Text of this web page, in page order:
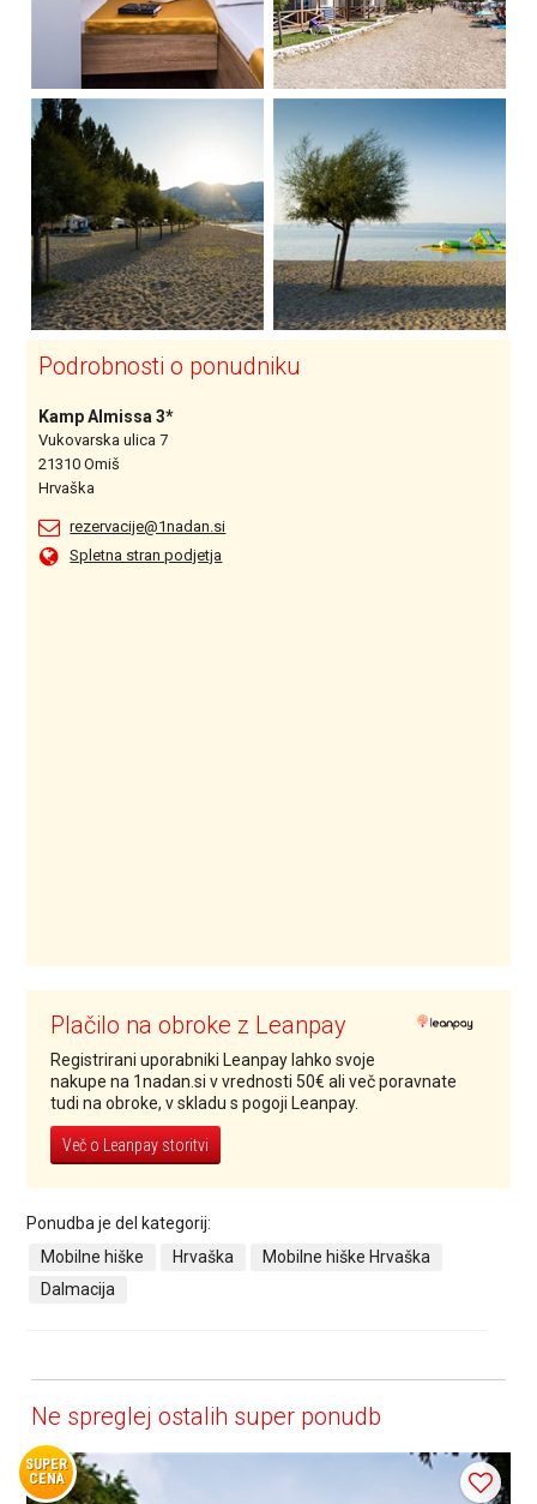
Podrobnosti o ponudniku
Kamp Almissa 3*
Vukovarska ulica 7
21310 Omiš
Hrvaška
rezervacije@1nadan.si
Spletna stran podjetja
Plačilo na obroke z Leanpay
Registrirani uporabniki Leanpay lahko svoje
nakupe na 1nadan.si v vrednosti 50€ ali več poravnate
tudi na obroke, v skladu s pogoji Leanpay.
Več o Leanpay storitvi
Ponudba je del kategorij:
Mobilne hiške
Hrvaška
Mobilne hiške Hrvaška
Dalmacija
Ne spreglej ostalih super ponudb
SUPER
CENA